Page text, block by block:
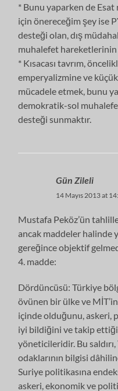
* Bunu yaparken de
için önereceğim şey ise
desteği olan, dış
muhalefet hareketlerinin
* Kısacası tavrım,
emperyalizmine ve
mücadele etmek, bunu
demokratik-sol
desteği sunmaktır.
Gün Zileli
14 Mayıs 2013 at
Mustafa Peköz’ün
ancak maddeler halinde
gereğince objektif
4. madde:
Dördüncüsü: Türkiye
övünen bir ülke ve
içinde olduğunu, askeri,
iyi bildiğini ve takip
yöneticileridir. Bu
odaklarının bilgisi
Suriye politikasına
askeri, ekonomik ve